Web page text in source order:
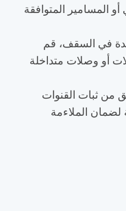
المسامير المتوافقة
في السقف، قم
أو وصلات متداخلة
من ثبات القنوات
لضمان الملاءمة